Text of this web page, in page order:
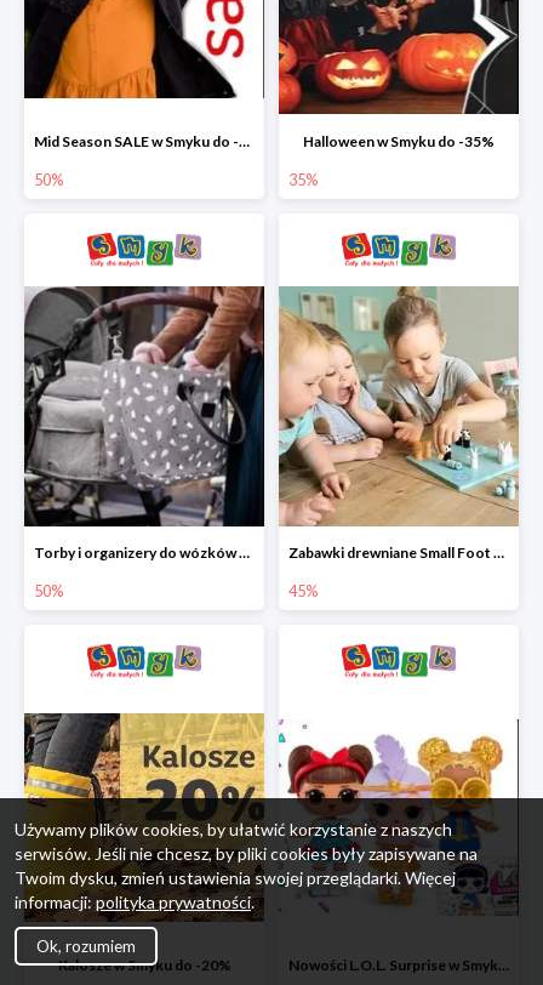
Mid Season SALE w Smyku do -50%
50%
Halloween w Smyku do -35%
35%
Torby i organizery do wózków w Smyku do -50%
50%
Zabawki drewniane Small Foot do -45%
45%
Kalosze w Smyku do -20% Nowości L.O.L. Surprise w Smyku do -45%
Używamy plików cookies, by ułatwić korzystanie z naszych
serwisów. Jeśli nie chcesz, by pliki cookies były zapisywane na
Twoim dysku, zmień ustawienia swojej przeglądarki. Więcej
informacji: polityka prywatności.
Ok, rozumiem